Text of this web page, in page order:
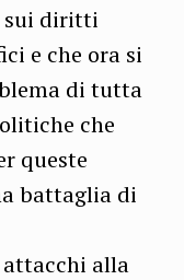
sui diritti
e che ora si
di tutta
che
queste
battaglia di
attacchi alla